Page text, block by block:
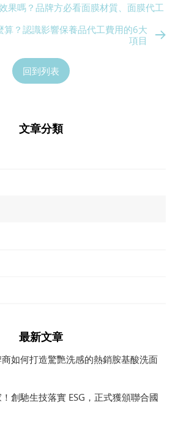
果嗎？品牌方必看面膜材質、面膜代工
算？認識影響保養品代工費用的6大
項目
回到列表
文章分類
最新文章
如何打造驚艷洗感的熱銷胺基酸洗面
創馳生技落實 ESG，正式獲頒聯合國